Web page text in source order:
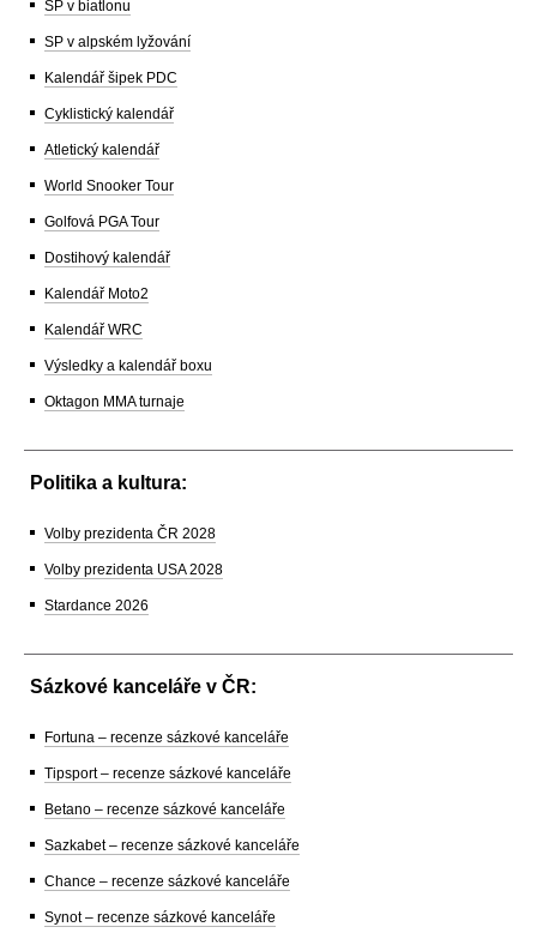
SP v biatlonu
SP v alpském lyžování
Kalendář šipek PDC
Cyklistický kalendář
Atletický kalendář
World Snooker Tour
Golfová PGA Tour
Dostihový kalendář
Kalendář Moto2
Kalendář WRC
Výsledky a kalendář boxu
Oktagon MMA turnaje
Politika a kultura:
Volby prezidenta ČR 2028
Volby prezidenta USA 2028
Stardance 2026
Sázkové kanceláře v ČR:
Fortuna – recenze sázkové kanceláře
Tipsport – recenze sázkové kanceláře
Betano – recenze sázkové kanceláře
Sazkabet – recenze sázkové kanceláře
Chance – recenze sázkové kanceláře
Synot – recenze sázkové kanceláře